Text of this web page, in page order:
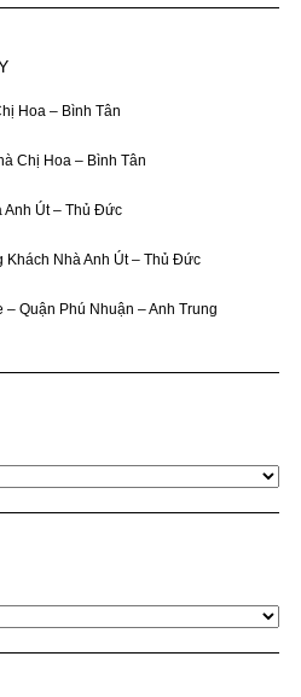
Hoa – Bình Tân
Chị Hoa – Bình Tân
Anh Út – Thủ Đức
Khách Nhà Anh Út – Thủ Đức
– Quận Phú Nhuận – Anh Trung